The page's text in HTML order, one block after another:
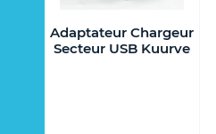
Adaptateur Chargeur
Secteur USB Kuurve